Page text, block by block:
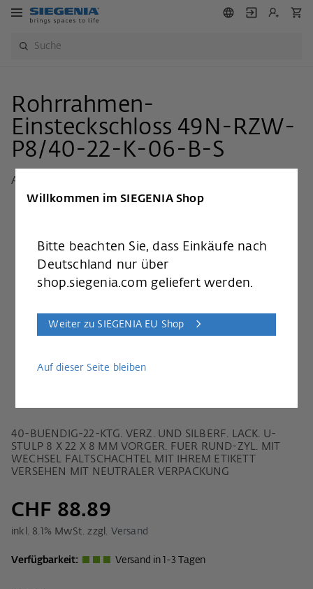
Rohrrahmen-
Einsteckschloss 49N-RZW-
P8/40-22-K-06-B-S
Art.Nr.:
40-BUENDIG-22-KTG. VERZ. UND SILBERF. LACK. U-
STULP 8 X 22 X 8 MM VORGER. FUER RUND-ZYL. MIT
WECHSEL FALTSCHACHTEL MIT IHREM ETIKETT
VERSEHEN MIT NEUTRALER VERPACKUNG
CHF 88.89
inkl. 8.1 % MwSt. zzgl. Versand
Verfügbarkeit: Versand in 1-3 Tagen
Willkommen im SIEGENIA Shop
Bitte beachten Sie, dass Einkäufe nach
Deutschland nur über
shop.siegenia.com geliefert werden.
Weiter zu SIEGENIA EU Shop
Auf dieser Seite bleiben